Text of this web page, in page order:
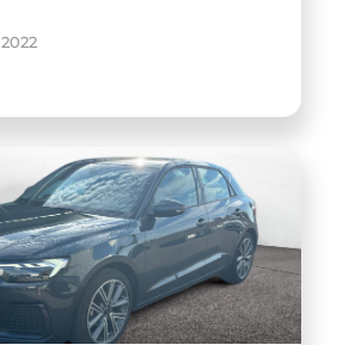
2022